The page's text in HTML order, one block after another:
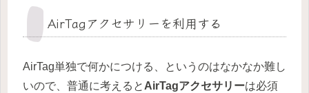
AirTagアクセサリーを利用する
AirTag単独で何かにつける、というのはなかなか難し
いので、普通に考えると AirTagアクセサリーは必須